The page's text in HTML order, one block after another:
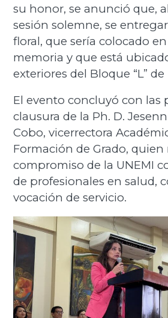
su honor, se anunció que,
sesión solemne, se
floral, que sería colocado
memoria y que está
exteriores del Bloque “L”
El evento concluyó con las
clausura de la Ph. D.
Cobo, vicerrectora
Formación de Grado, quien
compromiso de la UNEMI
de profesionales en salud,
vocación de servicio.